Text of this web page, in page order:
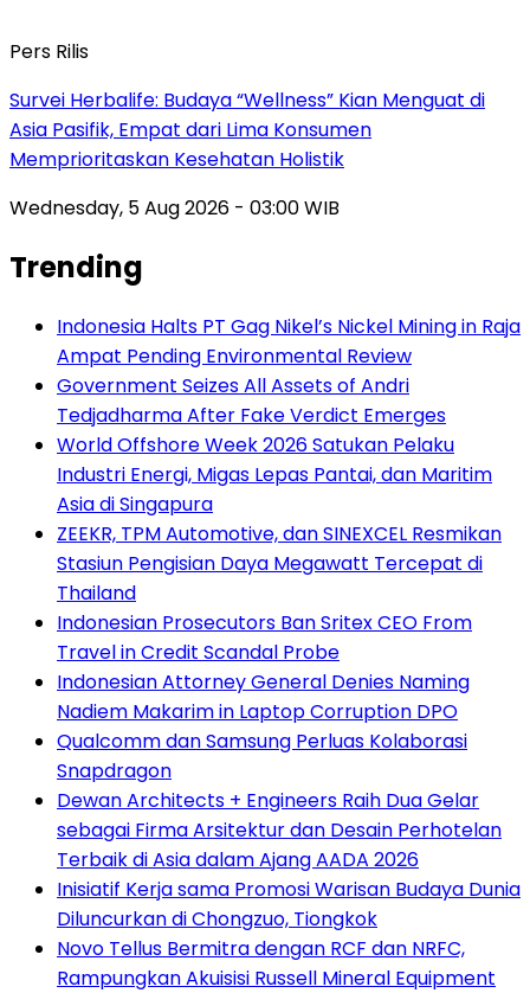
Pers Rilis
Survei Herbalife: Budaya “Wellness” Kian Menguat di
Asia Pasifik, Empat dari Lima Konsumen
Memprioritaskan Kesehatan Holistik
Wednesday, 5 Aug 2026 - 03:00 WIB
Trending
Indonesia Halts PT Gag Nikel’s Nickel Mining in Raja
Ampat Pending Environmental Review
Government Seizes All Assets of Andri
Tedjadharma After Fake Verdict Emerges
World Offshore Week 2026 Satukan Pelaku
Industri Energi, Migas Lepas Pantai, dan Maritim
Asia di Singapura
ZEEKR, TPM Automotive, dan SINEXCEL Resmikan
Stasiun Pengisian Daya Megawatt Tercepat di
Thailand
Indonesian Prosecutors Ban Sritex CEO From
Travel in Credit Scandal Probe
Indonesian Attorney General Denies Naming
Nadiem Makarim in Laptop Corruption DPO
Qualcomm dan Samsung Perluas Kolaborasi
Snapdragon
Dewan Architects + Engineers Raih Dua Gelar
sebagai Firma Arsitektur dan Desain Perhotelan
Terbaik di Asia dalam Ajang AADA 2026
Inisiatif Kerja sama Promosi Warisan Budaya Dunia
Diluncurkan di Chongzuo, Tiongkok
Novo Tellus Bermitra dengan RCF dan NRFC,
Rampungkan Akuisisi Russell Mineral Equipment